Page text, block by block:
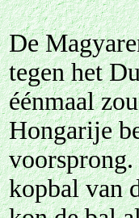
De
tegen het
éénmaal
Hongarije
kopbal van